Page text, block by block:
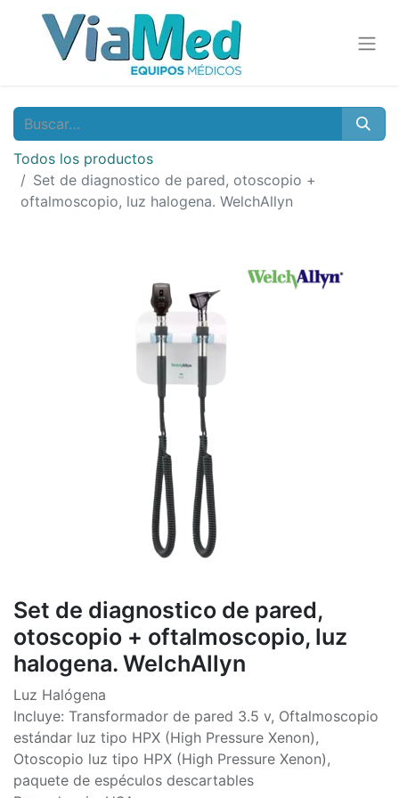
Todos los productos
Set de diagnostico de pared, otoscopio +
oftalmoscopio, luz halogena. WelchAllyn
Set de diagnostico de pared,
otoscopio + oftalmoscopio, luz
halogena. WelchAllyn
Luz Halógena
Incluye: Transformador de pared 3.5 v, Oftalmoscopio
estándar luz tipo HPX (High Pressure Xenon),
Otoscopio luz tipo HPX (High Pressure Xenon),
paquete de espéculos descartables